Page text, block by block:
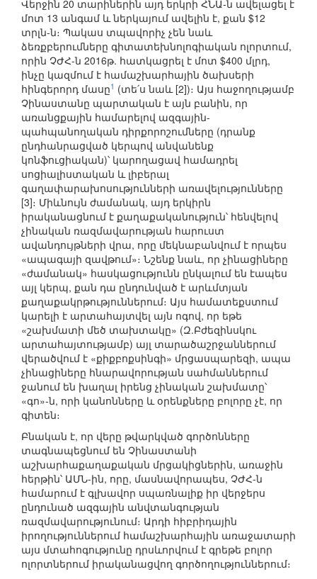
Վերջին 20 տարիներին այդ երկրի ՀՆԱ-ն ավելացել է
մոտ 13 անգամ և ներկայում ավելին է, քան $12
տրլն-ն։ Պակաս տպավորիչ չեն նաև
ձեռքբերումները գիտատեխնոլոգիական ոլորտում,
որին ՉԺՀ-ն 2016թ. հատկացրել է մոտ $400 մլրդ,
ինչը կազմում է համաշխարհային ծախսերի
հինգերորդ մասը1 (տե՛ս նաև [2])։ Այս հաջողությամբ
Չինաստանը պարտական է այն բանին, որ
առանցքային համարելով ազգային-
պահպանողական դիրքորոշումները (դրանք
ընդհանրացված կերպով անվանենք
կոնֆուցիական)՝ կարողացավ համադրել
սոցիալիստական և լիբերալ
գաղափարախոսությունների առավելությունները
[3]։ Միևնույն ժամանակ, այդ երկիրն
իրականացնում է քաղաքականություն՝ հենվելով
չինական ռազմավարության հարուստ
ավանդույթների վրա, որը մեկնաբանվում է որպես
«ապագայի զավթում»։ Նշենք նաև, որ չինացիները
«ժամանակ» հասկացությունն ընկալում են էապես
այլ կերպ, քան դա ընդունված է արևմտյան
քաղաքակրթություններում։ Այս համատեքստում
կարելի է արտահայտվել այն ոգով, որ եթե
«շախմատի մեծ տախտակը» (Զ.Բժեզինսկու
արտահայտությամբ) այլ տարածաշրջաններում
վերածվում է «քիքբոքսինգի» մրցասպարեզի, ապա
չինացիները հնարավորության սահմաններում
ջանում են խաղալ իրենց չինական շախմատը՝
«գո»-ն, որի կանոնները և օրենքները բոլորը չէ, որ
գիտեն։
Բնական է, որ վերը թվարկված գործոնները
տագնապեցնում են Չինաստանի
աշխարհաքաղաքական մրցակիցներին, առաջին
հերթին՝ ԱՄՆ-ին, որը, մասնավորապես, ՉԺՀ-ն
համարում է գլխավոր սպառնալիք իր վերջերս
ընդունած ազգային անվտանգության
ռազմավարությունում։ Արդի հիբրիդային
իրողություններում համաշխարհային առաջատարի
այս մտահոգությունը դրսևորվում է գրեթե բոլոր
ոլորտներում իրականացվող գործողություններում։